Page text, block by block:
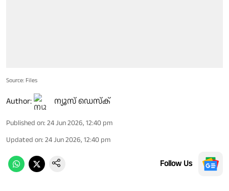
Source: Files
Author: ന്യൂസ് ഡെസ്ക്
Published on: 24 Jun 2026, 12:40 pm
Updated on: 24 Jun 2026, 12:40 pm
Follow Us